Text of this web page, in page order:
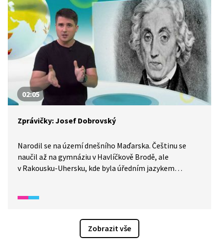
stavovského povstání v roce 1848?
02:05
Zprávičky: Josef Dobrovský
Narodil se na území dnešního Maďarska. Češtinu se
naučil až na gymnáziu v Havlíčkově Brodě, ale
v Rakousku-Uhersku, kde byla úředním jazykem
kořeny, především o starou češtinu a staroslověnštinu,
největším přínosem byla Spisovná mluvnice jazyka
českého, kterou položil základy pro české národní
Zobrazit vše